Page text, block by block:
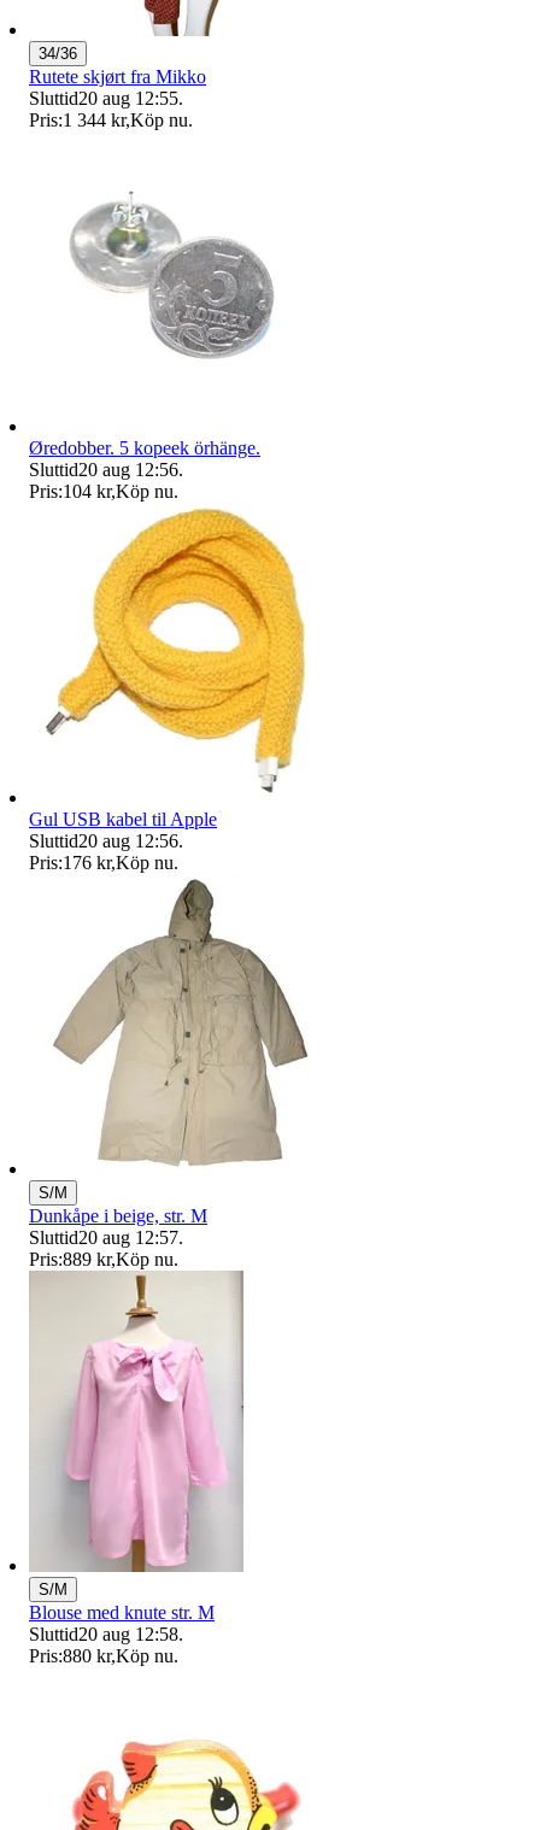
34/36
Rutete skjørt fra Mikko
Sluttid20 aug 12:55.
Pris:1 344 kr,Köp nu.
Øredobber. 5 kopeek örhänge.
Sluttid20 aug 12:56.
Pris:104 kr,Köp nu.
Gul USB kabel til Apple
Sluttid20 aug 12:56.
Pris:176 kr,Köp nu.
S/M
Dunkåpe i beige, str. M
Sluttid20 aug 12:57.
Pris:889 kr,Köp nu.
S/M
Blouse med knute str. M
Sluttid20 aug 12:58.
Pris:880 kr,Köp nu.